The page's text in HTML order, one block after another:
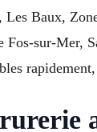
Baux,
Fos-sur-